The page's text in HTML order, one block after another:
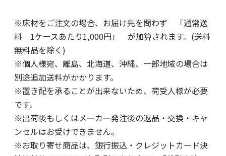
※床材をご注文の場合、お届け先を問わず 「通常送
料 1ケースあたり1,000円」 が加算されます。(送料
無料品を除く)
※個人様宛、離島、北海道、沖縄、一部地域の場合は
別途追加送料がかかります。
※置き配を承ることが出来ないため、荷受人様が必要
です。
※出荷後もしくはメーカー発注後の返品・交換・キャ
ンセルはお受けできません。
※お取り寄せ商品は、銀行振込・クレジットカード決